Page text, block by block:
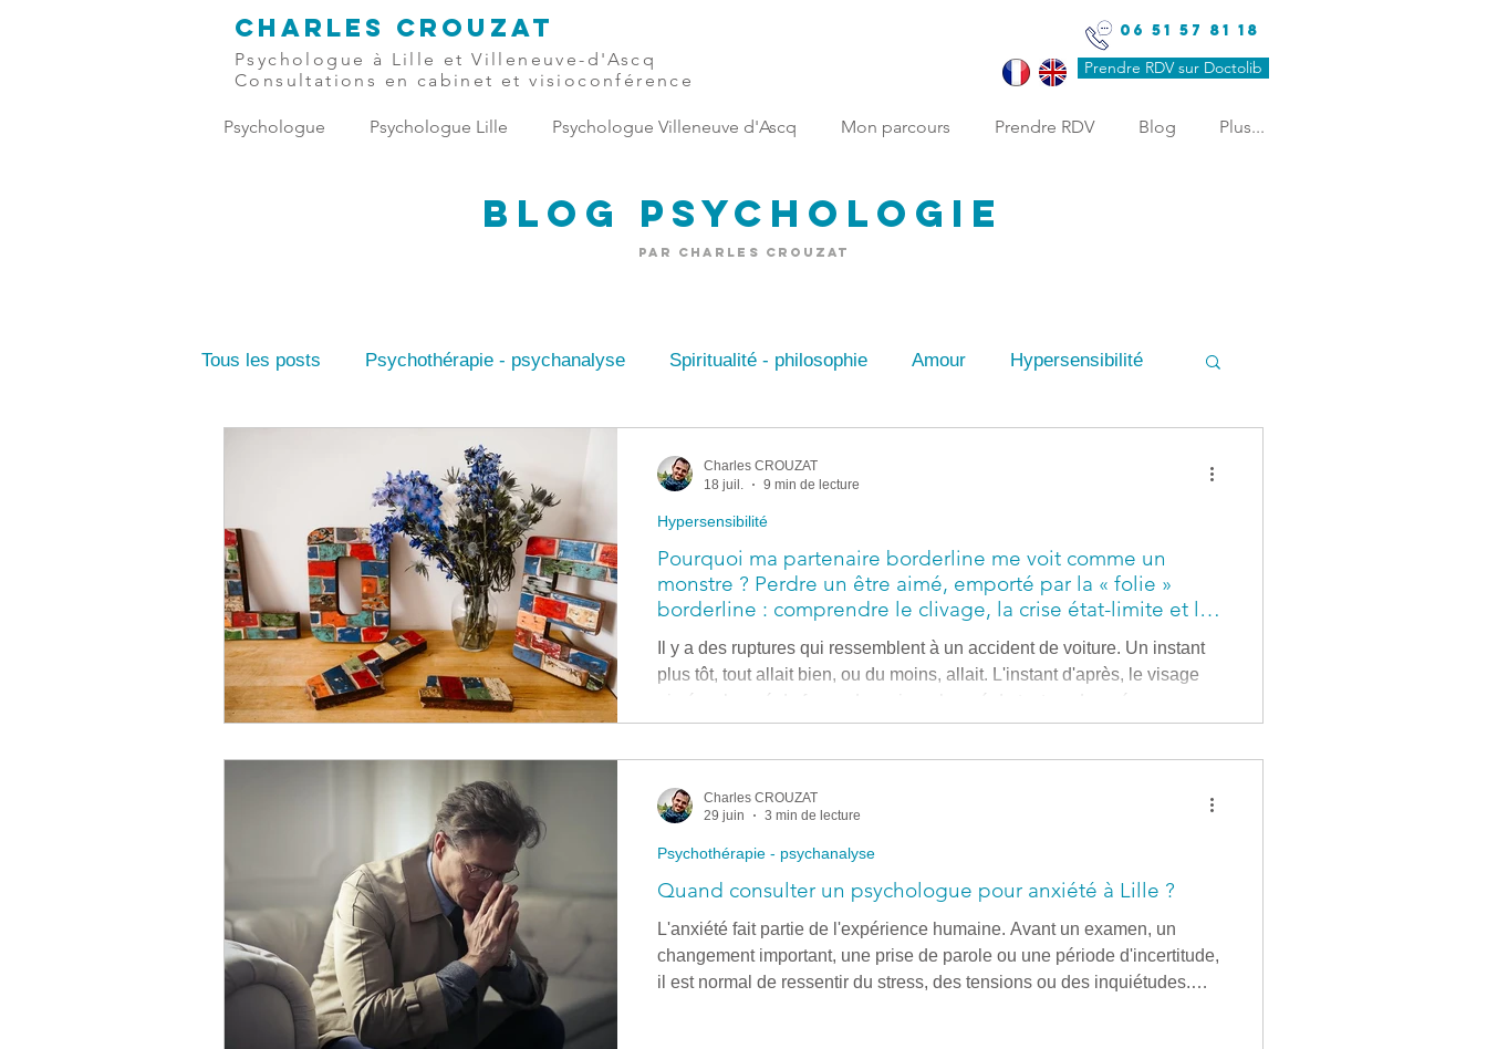
CHARLES CROUZAT
Psychologue à Lille et Villeneuve-d'Ascq
Consultations en cabinet et visioconférence
06 51 57 81 18
Prendre RDV sur Doctolib
Psychologue Psychologue Lille Psychologue Villeneuve d'Ascq Mon parcours Prendre RDV Blog Plus...
Blog Psychologie
par Charles Crouzat
Tous les posts Psychothérapie - psychanalyse Spiritualité - philosophie Amour Hypersensibilité
Peur - anxiété
Résistance au changement Systémie - Coaching
Pourquoi ma partenaire borderline me voit comme un
monstre ? Perdre un être aimé, emporté par la « folie »
borderline : comprendre le clivage, la crise état-limite et la
sidération de celui qui reste
Il y a des ruptures qui ressemblent à un accident de voiture. Un instant
plus tôt, tout allait bien, ou du moins, allait. L'instant d'après, le visage
aimé a changé de forme. La voix a changé de texture. La présence
appuyée devient soudainement absente. Et une phrase, une seule, a
tendresse maladroite, ou même comme une simple obser
Hypersensibilité
Charles CROUZAT
18 juil.
9 min de lecture
Quand consulter un psychologue pour anxiété à Lille ?
L'anxiété fait partie de l'expérience humaine. Avant un examen, un
changement important, une prise de parole ou une période d'incertitude,
il est normal de ressentir du stress, des tensions ou des inquiétudes.
Psychothérapie - psychanalyse
Charles CROUZAT
29 juin
3 min de lecture